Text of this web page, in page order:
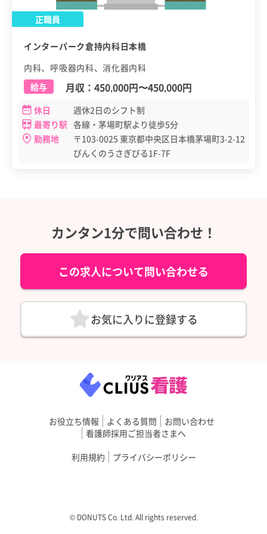
正職員
インターパーク倉持内科日本橋
内科、呼吸器内科、消化器内科
給与
月収： 450,000円〜450,000円
休日
週休2日のシフト制
最寄り駅 各線・茅場町駅より徒歩5分
勤務地
〒103-0025 東京都中央区日本橋茅場町3-2-12
ぴんくのうさぎびる1F-7F
カンタン1分で問い合わせ！
この求人について問い合わせる
お気に入りに登録する
お役立ち情報 よくある質問
お問い合わせ
看護師採用ご担当者さまへ
利用規約
プライバシーポリシー
©︎ DONUTS Co. Ltd. All rights reserved.